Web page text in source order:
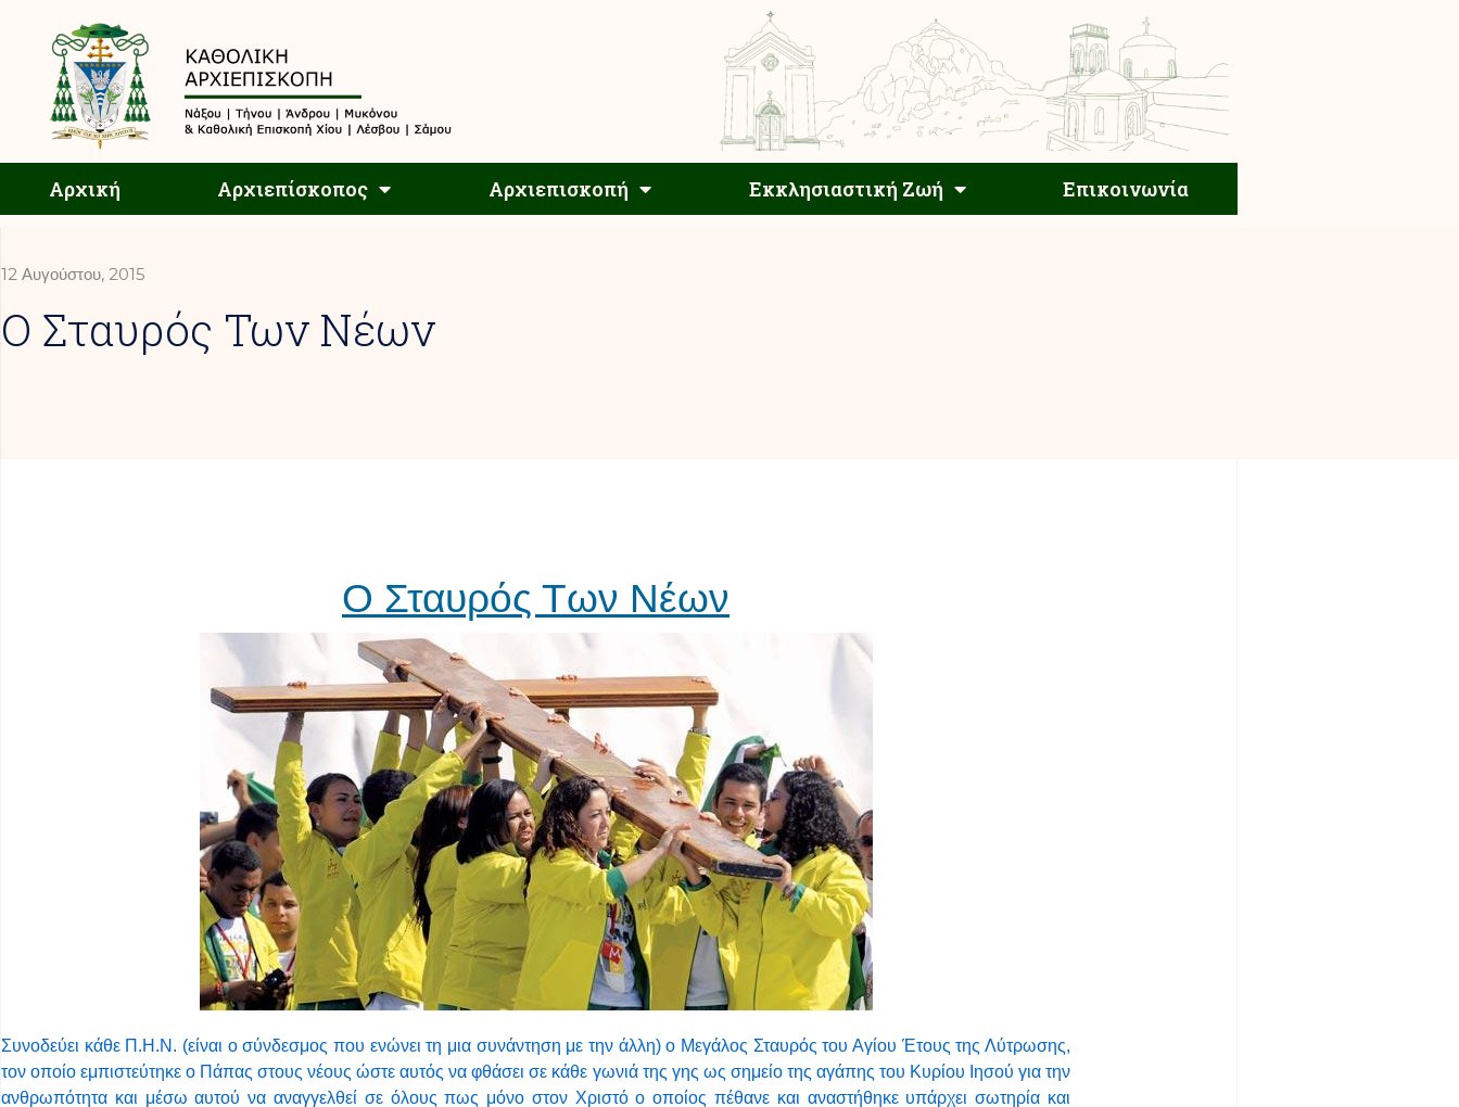
Αρχική Αρχιεπίσκοπος Αρχιεπισκοπή Εκκλησιαστική Ζωή Επικοινωνία
Αρχιεπισκοπή Εκκλησιαστική Ζωή Επικοινωνία
12 Αυγούστου, 2015
Ο Σταυρός Των Νέων
Ο Σταυρός Των Νέων
Συνοδεύει κάθε Π.Η.Ν. (είναι ο σύνδεσμος που ενώνει τη μια συνάντηση με την άλλη) ο Μεγάλος Σταυρός του Αγίου Έτους της Λύτρωσης,
τον οποίο εμπιστεύτηκε ο Πάπας στους νέους ώστε αυτός να φθάσει σε κάθε γωνιά της γης ως σημείο της αγάπης του Κυρίου Ιησού για την
ανθρωπότητα και μέσω αυτού να αναγγελθεί σε όλους πως μόνο στον Χριστό ο οποίος πέθανε και αναστήθηκε υπάρχει σωτηρία και